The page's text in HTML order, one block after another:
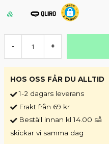
- +
HOS OSS FÅR DU ALLTID
1-2 dagars leverans
Frakt från 69 kr
Beställ innan kl 14.00 så
skickar vi samma dag